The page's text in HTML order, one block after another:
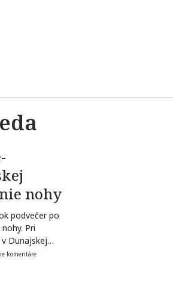
nohy
podvečer po
Pri
v Dunajskej…
komentáre